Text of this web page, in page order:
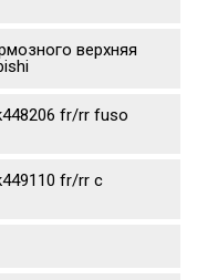
верхняя
fr/rr fuso
fr/rr с